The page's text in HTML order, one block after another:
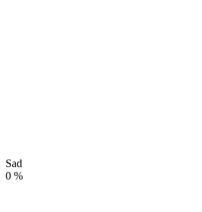
Sad
0 %